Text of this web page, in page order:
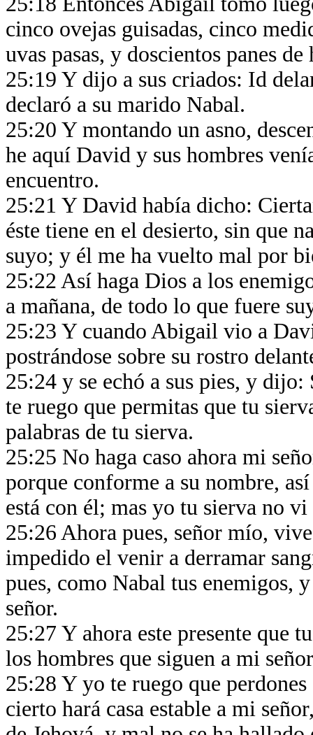
cinco ovejas guisadas, cinco
uvas pasas, y doscientos panes
25:19 Y dijo a sus criados: Id
declaró a su marido Nabal.
25:20 Y montando un asno,
he aquí David y sus hombres
encuentro.
25:21 Y David había dicho:
éste tiene en el desierto, sin que
suyo; y él me ha vuelto mal por
25:22 Así haga Dios a los
a mañana, de todo lo que fuere
25:23 Y cuando Abigail vio a
postrándose sobre su rostro
25:24 y se echó a sus pies, y
te ruego que permitas que tu
palabras de tu sierva.
25:25 No haga caso ahora mi
porque conforme a su nombre,
está con él; mas yo tu sierva no
25:26 Ahora pues, señor mío,
impedido el venir a derramar
pues, como Nabal tus enemigos,
señor.
25:27 Y ahora este presente que
los hombres que siguen a mi
25:28 Y yo te ruego que
cierto hará casa estable a mi